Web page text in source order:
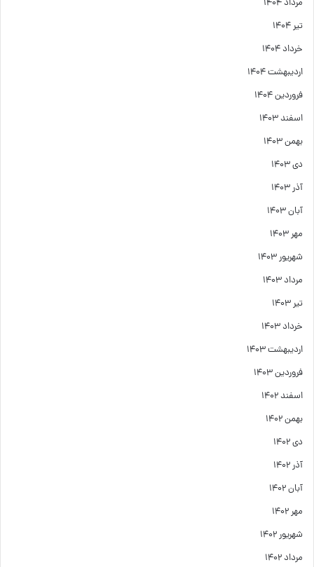
مرداد ۱۴۰۴
تیر ۱۴۰۴
خرداد ۱۴۰۴
اردیبهشت ۱۴۰۴
فروردین ۱۴۰۴
اسفند ۱۴۰۳
بهمن ۱۴۰۳
دی ۱۴۰۳
آذر ۱۴۰۳
آبان ۱۴۰۳
مهر ۱۴۰۳
شهریور ۱۴۰۳
مرداد ۱۴۰۳
تیر ۱۴۰۳
خرداد ۱۴۰۳
اردیبهشت ۱۴۰۳
فروردین ۱۴۰۳
اسفند ۱۴۰۲
بهمن ۱۴۰۲
دی ۱۴۰۲
آذر ۱۴۰۲
آبان ۱۴۰۲
مهر ۱۴۰۲
شهریور ۱۴۰۲
مرداد ۱۴۰۲